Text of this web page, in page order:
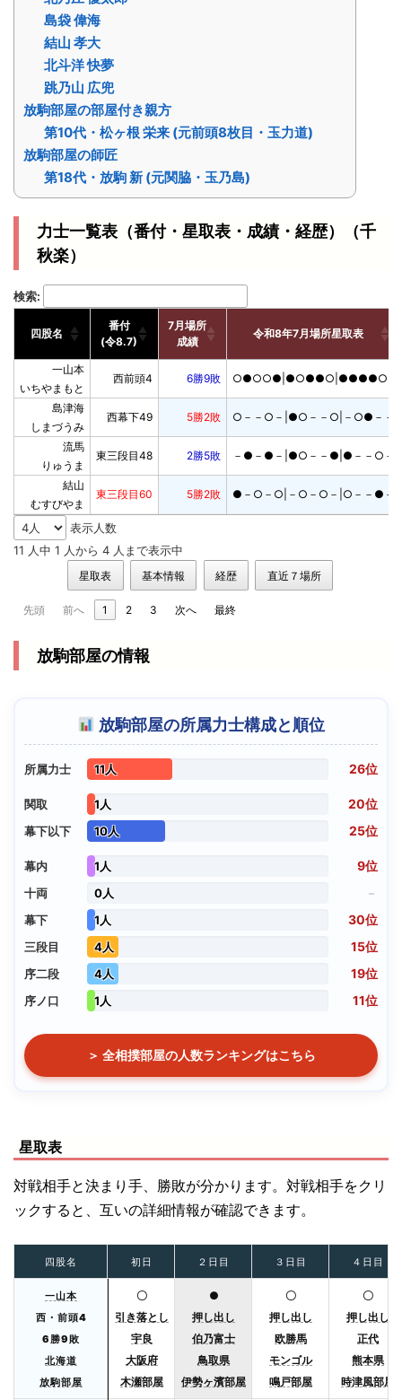
島袋 偉海
結山 孝大
北斗洋 快夢
跳乃山 広兜
放駒部屋の部屋付き親方
第10代・松ヶ根 栄来 (元前頭8枚目・玉力道)
放駒部屋の師匠
第18代・放駒 新 (元関脇・玉乃島)
力士一覧表（番付・星取表・成績・経歴）（千
秋楽）
検索:
四股名
番付
(令8.7)
7月場所
成績
令和8年7月場所星取表
四股名
(令8.7)
成績
一山本
いちやまもと
西前頭4 6勝9敗 ○●○○●|●○●●○|●●●●○
島津海
しまづうみ
西幕下49 5勝2敗 ○－－○－|●○－－○|－○●－－
流馬
りゅうま
東三段目48 2勝5敗 －●－●－|●○－－●|●－－○－
結山
むすびやま
東三段目60 5勝2敗 ●－○－○|－○－○－|○－－●－
表示人数
11 人中 1 人から 4 人まで表示中
星取表 基本情報 経歴 直近７場所
先頭 前へ 1 2 3 次へ 最終
放駒部屋の情報
放駒部屋の所属力士構成と順位
所属力士 11人 26位
関取 1人 20位
幕下以下 10人 25位
幕内 1人 9位
十両 0人 －
幕下 1人 30位
三段目 4人 15位
序二段 4人 19位
序ノ口 1人 11位
＞ 全相撲部屋の人数ランキングはこちら
星取表
対戦相手と決まり手、勝敗が分かります。対戦相手をクリ
ックすると、互いの詳細情報が確認できます。
四股名 初日 ２日目 ３日目 ４日目
一山本
西・前頭4
6勝9敗
北海道
放駒部屋
〇
引き落とし
宇良
大阪府
木瀬部屋
●
押し出し
伯乃富士
鳥取県
伊勢ヶ濱部屋
〇
押し出し
欧勝馬
モンゴル
鳴戸部屋
〇
押し出し
正代
熊本県
時津風部屋